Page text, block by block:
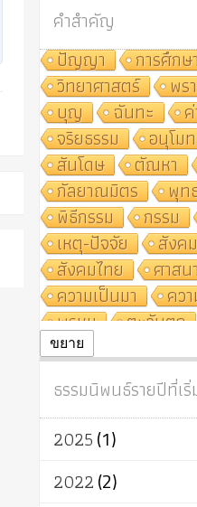
คำสำคัญ
ปัญญา
การศึกษ
วิทยาศาสตร์
พร
บุญ
ฉันทะ
จริยธรรม
อนุโม
สันโดษ
ตัณหา
กัลยาณมิตร
พุท
พิธีกรรม
กรรม
เหตุ-ปัจจัย
สังคม
สังคมไทย
ศาสน
ความเป็นมา
คว
พรหม
ตะวันตก
ปฏิจจสมุปบาท
ศา
ผู้บริโภค
ธรรมา
การแยกรัฐกับศาสนา
เทคโนโลยี
พุทธบริษัท
ขยาย
ธรรมนิพนธ์รายปีที่เ
2025(1)
2022(2)